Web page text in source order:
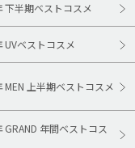
下半期ベストコスメ
UVベストコスメ
MEN 上半期ベストコスメ
GRAND 年間ベストコス